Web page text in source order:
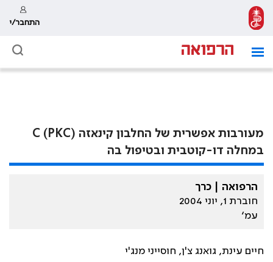
התחבר/י
מעורבות אפשרית של החלבון קינאזה (C (PKC
במחלה דו-קוטבית ובטיפול בה
הרפואה | כרך
חוברת 1, יוני 2004
עמ׳
חיים עינת, גואנג צ'ן, חוסייני מנג'י